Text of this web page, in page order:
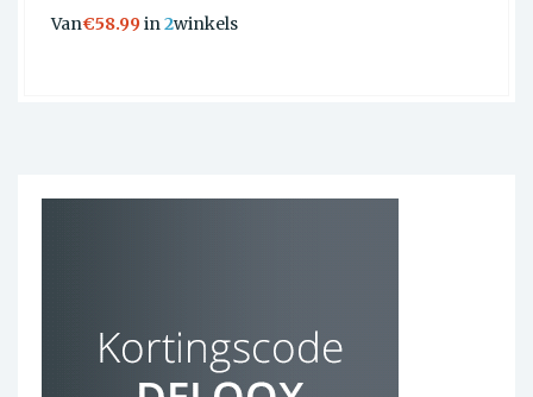
Van€58.99in2winkels